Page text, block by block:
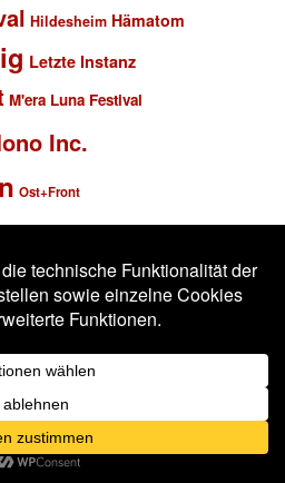
Hildesheim Hämatom
Letzte Instanz
M'era Luna Festival
Inc.
Ost+Front
Schlachthof Solar Fake
to Sally
Tanzbrunnen
Air
Welle:Erdball